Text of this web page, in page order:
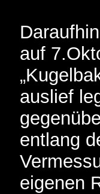
auf
auslief
entlang
eigenen